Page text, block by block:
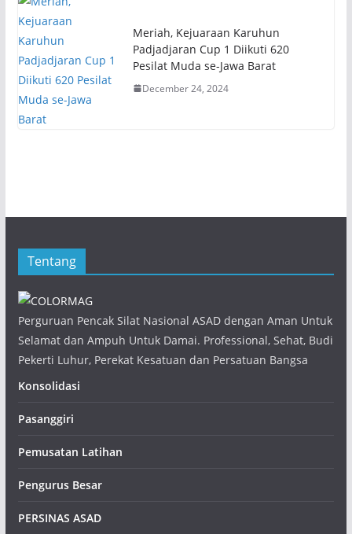
Meriah, Kejuaraan Karuhun
Padjadjaran Cup 1 Diikuti 620
Pesilat Muda se-Jawa Barat
December 24, 2024
Tentang
Perguruan Pencak Silat Nasional ASAD dengan Aman Untuk
Selamat dan Ampuh Untuk Damai. Professional, Sehat, Budi
Pekerti Luhur, Perekat Kesatuan dan Persatuan Bangsa
Konsolidasi
Pasanggiri
Pemusatan Latihan
Pengurus Besar
PERSINAS ASAD